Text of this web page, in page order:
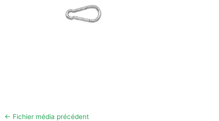
← Fichier média précédent